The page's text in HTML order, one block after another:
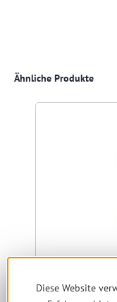
Produktgalerie
Ähnliche Produkte
Ecolab Saprit
Diese Website